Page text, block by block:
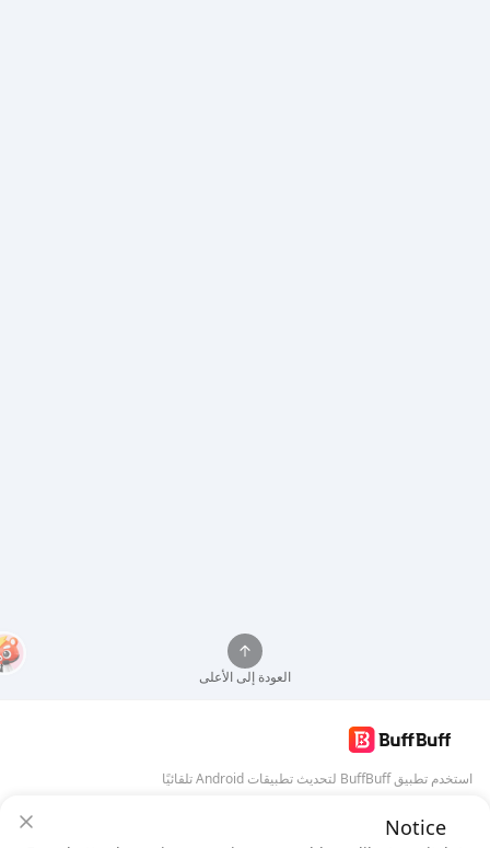
Notice
العودة إلى الأعلى
استخدم تطبيق BuffBuff لتحديث تطبيقات Android تلقائيًا